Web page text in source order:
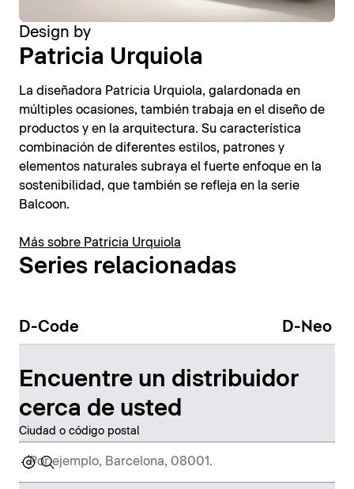
Design by
Patricia Urquiola
La diseñadora Patricia Urquiola, galardonada en
múltiples ocasiones, también trabaja en el diseño de
productos y en la arquitectura. Su característica
combinación de diferentes estilos, patrones y
elementos naturales subraya el fuerte enfoque en la
sostenibilidad, que también se refleja en la serie
Balcoon.
Más sobre Patricia Urquiola
Series relacionadas
D-Code D-Neo
Encuentre un distribuidor
cerca de usted
Ciudad o código postal